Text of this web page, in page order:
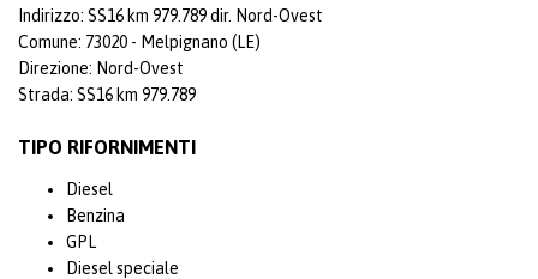
Indirizzo: SS16 km 979.789 dir. Nord-Ovest
Comune: 73020 - Melpignano (LE)
Direzione: Nord-Ovest
Strada: SS16 km 979.789
TIPO RIFORNIMENTI
Diesel
Benzina
GPL
Diesel speciale